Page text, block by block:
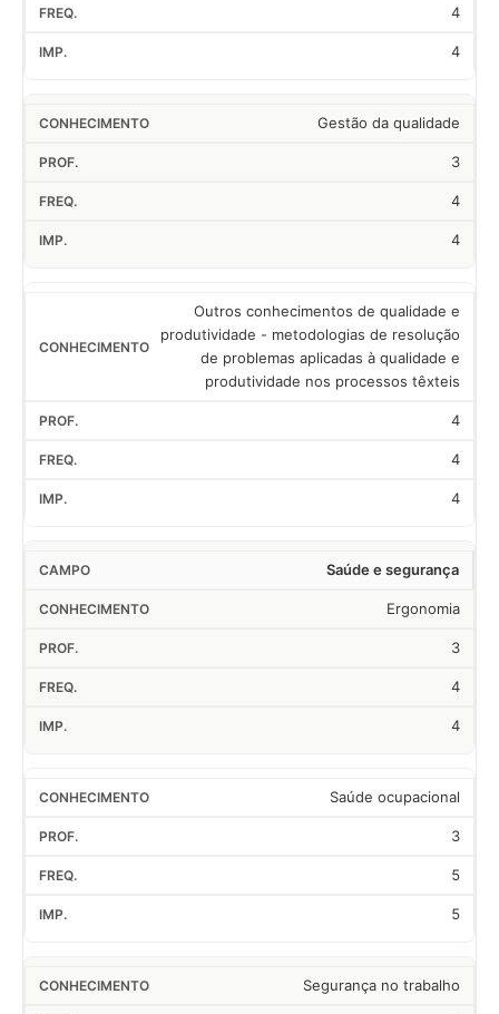
4
4
Gestão da qualidade
3
4
4
Outros conhecimentos de qualidade e
produtividade - metodologias de resolução
de problemas aplicadas à qualidade e
produtividade nos processos têxteis
4
4
4
Saúde e segurança
Ergonomia
3
4
4
Saúde ocupacional
3
5
5
Segurança no trabalho